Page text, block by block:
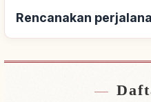
Rencanakan
Cari penginapan